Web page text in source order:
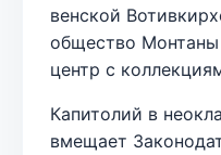
венской
общество
центр с
Капитолий в
вмещает